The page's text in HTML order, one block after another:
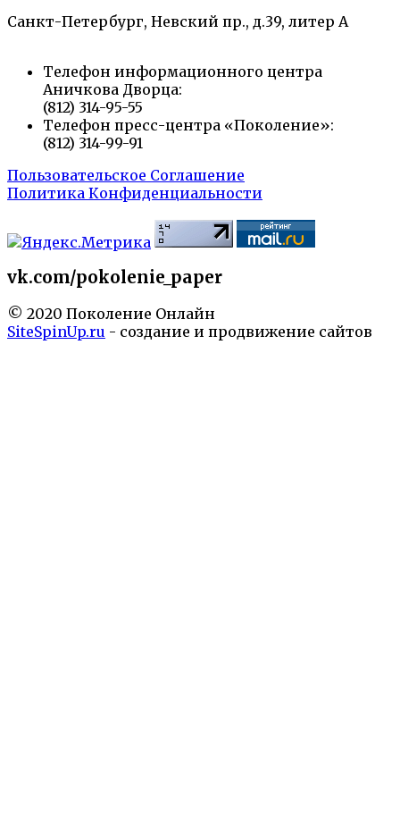
Санкт-Петербург, Невский пр., д.39, литер А
Телефон информационного центра
Аничкова Дворца:
(812) 314-95-55
Телефон пресс-центра «Поколение»:
(812) 314-99-91
Пользовательское Соглашение
Политика Конфиденциальности
vk.com/pokolenie_paper
© 2020 Поколение Онлайн
SiteSpinUp.ru - создание и продвижение сайтов